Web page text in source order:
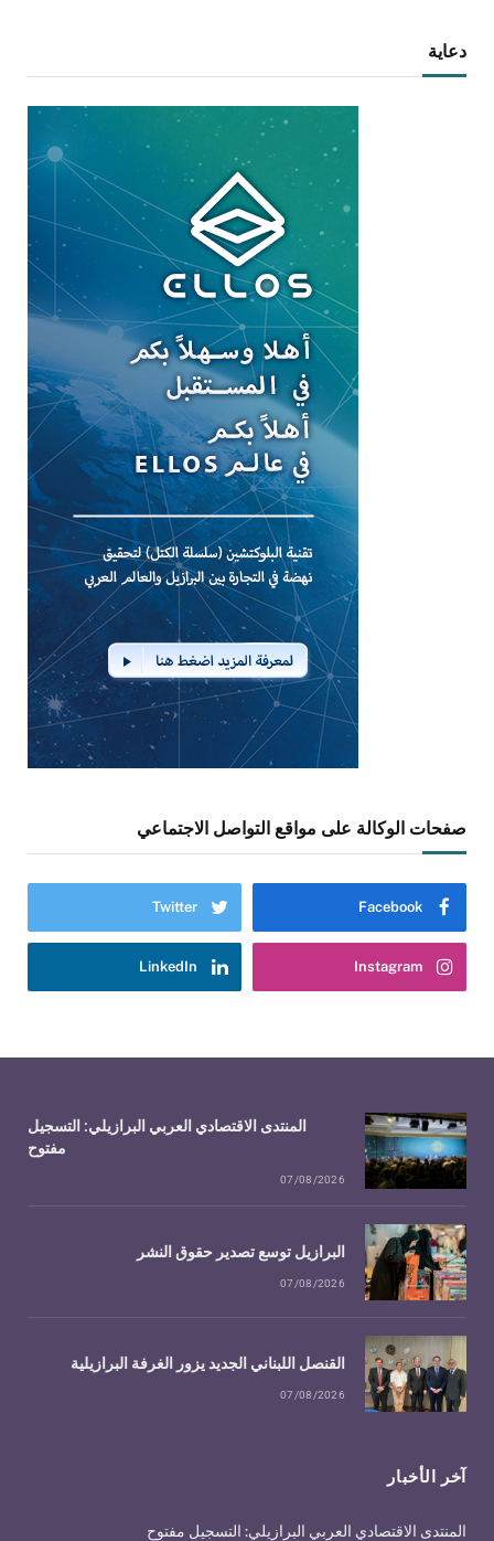
دعاية
صفحات الوكالة على مواقع التواصل الاجتماعي
Facebook
Twitter
Instagram
LinkedIn
آخر الأخبار
المنتدى الاقتصادي العربي البرازيلي: التسجيل مفتوح
المنتدى الاقتصادي العربي البرازيلي: التسجيل
مفتوح
07/08/2026
البرازيل توسع تصدير حقوق النشر
07/08/2026
القنصل اللبناني الجديد يزور الغرفة البرازيلية
07/08/2026